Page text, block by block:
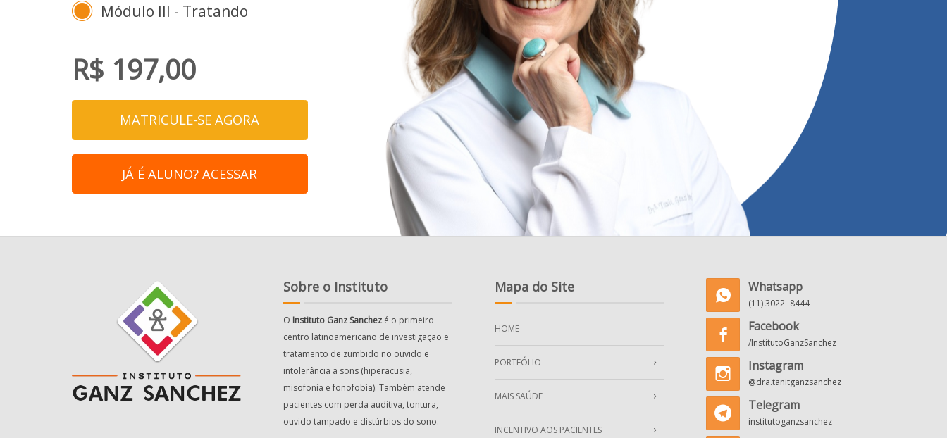
Módulo III - Tratando
R$ 197,00
MATRICULE-SE AGORA
JÁ É ALUNO? ACESSAR
Sobre o Instituto
O Instituto Ganz Sanchez é o primeiro
centro latinoamericano de investigação e
tratamento de zumbido no ouvido e
intolerância a sons (hiperacusia,
misofonia e fonofobia). Também atende
pacientes com perda auditiva, tontura,
ouvido tampado e distúrbios do sono.
Mapa do Site
HOME
PORTFÓLIO
MAIS SAÚDE
INCENTIVO AOS PACIENTES
Whatsapp
(11) 3022- 8444
Facebook
/InstitutoGanzSanchez
Instagram
@dra.tanitganzsanchez
Telegram
institutoganzsanchez